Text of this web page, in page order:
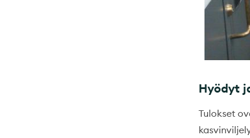
Hyödyt
Tulokset